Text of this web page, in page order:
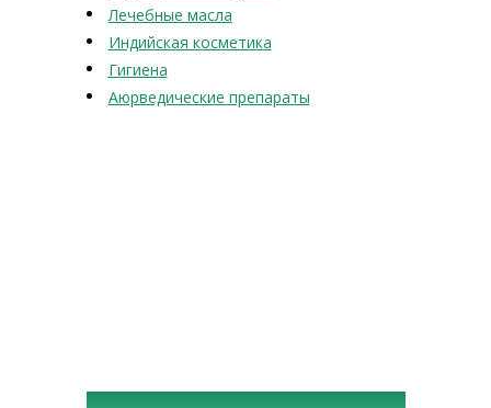
Лечебные масла
Индийская косметика
Гигиена
Аюрведические препараты